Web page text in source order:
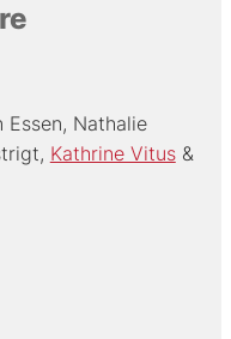
Essen Nathalie
Kathrine Vitus